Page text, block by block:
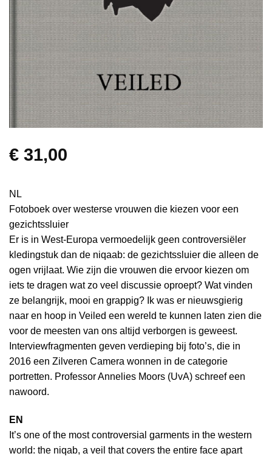
€ 31,00
NL
Fotoboek over westerse vrouwen die kiezen voor een
gezichtssluier
Er is in West-Europa vermoedelijk geen controversiëler
kledingstuk dan de niqaab: de gezichtssluier die alleen de
ogen vrijlaat. Wie zijn die vrouwen die ervoor kiezen om
iets te dragen wat zo veel discussie oproept? Wat vinden
ze belangrijk, mooi en grappig? Ik was er nieuwsgierig
naar en hoop in Veiled een wereld te kunnen laten zien die
voor de meesten van ons altijd verborgen is geweest.
Interviewfragmenten geven verdieping bij foto’s, die in
2016 een Zilveren Camera wonnen in de categorie
portretten. Professor Annelies Moors (UvA) schreef een
nawoord.
EN
It’s one of the most controversial garments in the western
world: the niqab, a veil that covers the entire face apart